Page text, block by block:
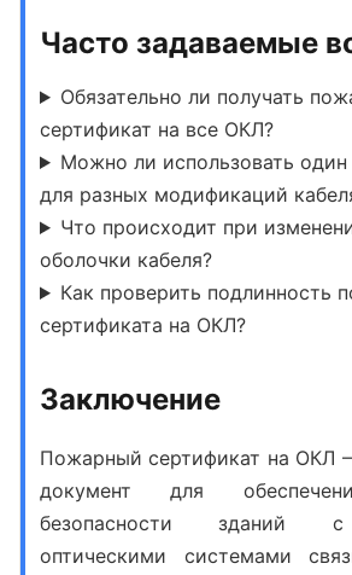
Часто задаваемые
Обязательно ли получать
сертификат на все ОКЛ?
Можно ли использовать один
для разных модификаций
Что происходит при
оболочки кабеля?
Как проверить подлинность
сертификата на ОКЛ?
Заключение
Пожарный сертификат на ОКЛ
документ для
безопасности зданий
оптическими системами